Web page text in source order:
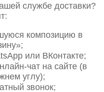
службе доставки?
композицию в
или ВКонтакте;
чат на сайте (в
углу);
звонок;